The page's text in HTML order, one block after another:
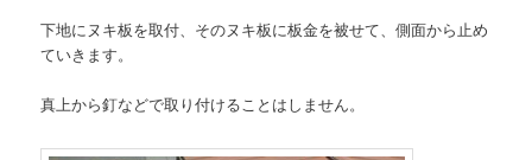
下地にヌキ板を取付、そのヌキ板に板金を被せて、側面から止め
ていきます。
真上から釘などで取り付けることはしません。